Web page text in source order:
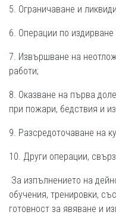
5. Ограничаване и
6. Операции по
7. Извършване на
работи;
8. Оказване на първа
при пожари, бедствия и
9. Разсредоточаване на
10. Други операции,
За изпълнението на
обучения, тренировки,
готовност за явяване и